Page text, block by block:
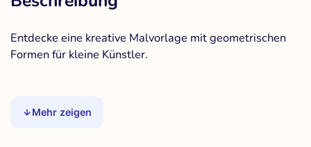
Entdecke eine kreative Malvorlage mit geometrischen
Formen für kleine Künstler.
Mehr zeigen